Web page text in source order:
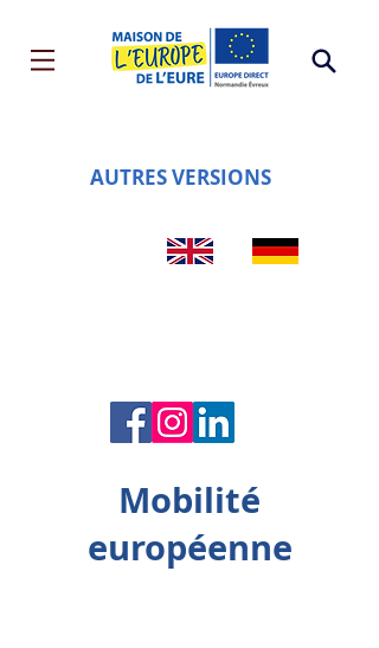
AUTRES VERSIONS
Mobilité
européenne